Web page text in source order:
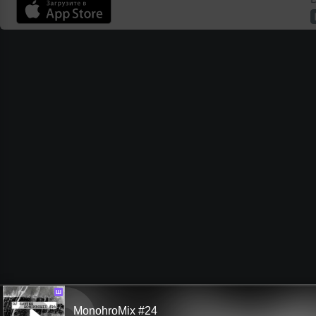
Ш
MonohroMix #24